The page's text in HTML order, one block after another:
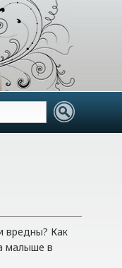
вредны? Как
малыше в